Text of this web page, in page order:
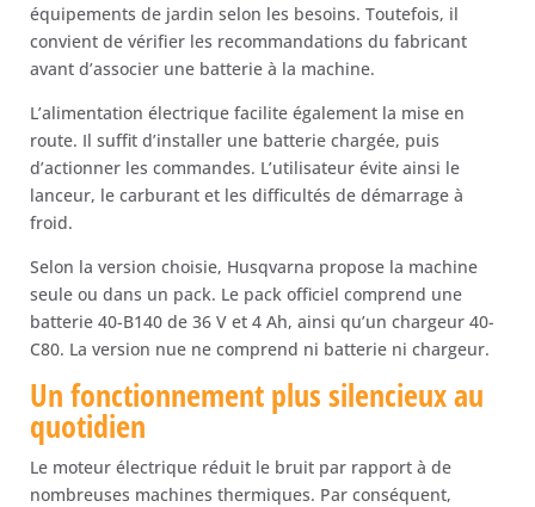
équipements de jardin selon les besoins. Toutefois, il
convient de vérifier les recommandations du fabricant
avant d’associer une batterie à la machine.
L’alimentation électrique facilite également la mise en
route. Il suffit d’installer une batterie chargée, puis
d’actionner les commandes. L’utilisateur évite ainsi le
lanceur, le carburant et les difficultés de démarrage à
froid.
Selon la version choisie, Husqvarna propose la machine
seule ou dans un pack. Le pack officiel comprend une
batterie 40-B140 de 36 V et 4 Ah, ainsi qu’un chargeur 40-
C80. La version nue ne comprend ni batterie ni chargeur.
Un fonctionnement plus silencieux au
quotidien
Le moteur électrique réduit le bruit par rapport à de
nombreuses machines thermiques. Par conséquent,